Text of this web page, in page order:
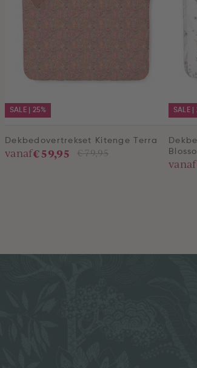
SALE | 25%
Dekbedovertrekset Kitenge Terra
vanaf € 79,95
€ 59,95
SALE |
vanaf